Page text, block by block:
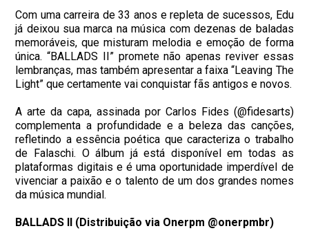
Com uma carreira de 33 anos e repleta de sucessos, Edu
já deixou sua marca na música com dezenas de baladas
memoráveis, que misturam melodia e emoção de forma
única. “BALLADS II” promete não apenas reviver essas
lembranças, mas também apresentar a faixa “Leaving The
Light” que certamente vai conquistar fãs antigos e novos.
A arte da capa, assinada por Carlos Fides (@fidesarts)
complementa a profundidade e a beleza das canções,
refletindo a essência poética que caracteriza o trabalho
de Falaschi. O álbum já está disponível em todas as
plataformas digitais e é uma oportunidade imperdível de
vivenciar a paixão e o talento de um dos grandes nomes
da música mundial.
BALLADS II (Distribuição via Onerpm @onerpmbr)